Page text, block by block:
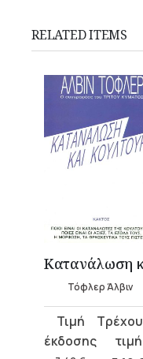
RELATED ITEMS
Τόφλερ Άλβιν
Original
price
Current
price